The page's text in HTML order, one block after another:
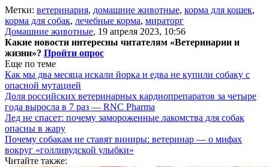
Метки: ветеринария, домашние животные, корма для кошек,
корма для собак, лечебные корма, мираторг
Домашние животные, 19 апреля 2023, 10:56
Какие новости интересны читателям «Ветеринарии и
жизни»? Пройти опрос
Еще по теме
Как мы два месяца искали йорка и едва не купили собаку с
опасной мутацией
Доля российских ветеринарных кардиопрепаратов за четыре
года выросла в 7 раз — RNC Pharma
Лед не спасет: почему замороженные лакомства для собак
опасны в жару
Почему собакам не ставят виниры: ветеринар — о мифах
вокруг «голливудской улыбки»
Читайте также: